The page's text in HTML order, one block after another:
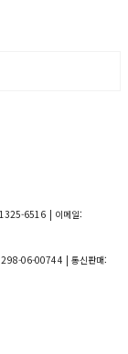
6516 | 이메일:
298-06-00744 | 통신판매: